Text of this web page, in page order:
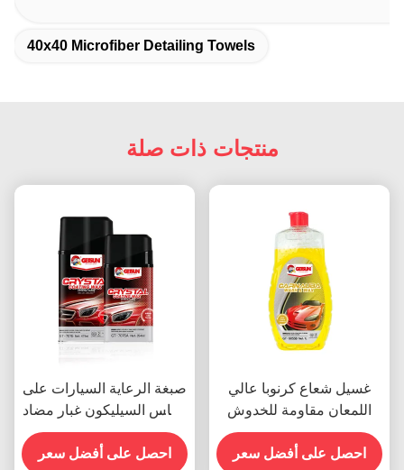
40x40 Microfiber Detailing Towels
منتجات ذات صلة
صبغة الرعاية السيارات على
أساس السيليكون غبار مضاد
للغبار 450g
احصل على أفضل سعر
غسيل شعاع كرنوبا عالي
اللمعان مقاومة للخدوش
احصل على أفضل سعر